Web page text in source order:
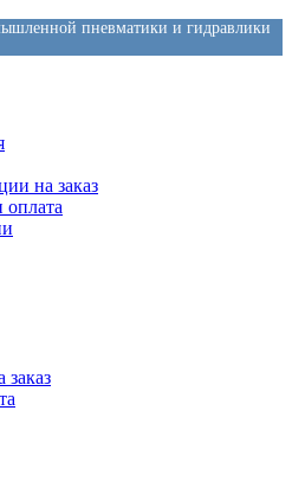
пневматики и гидравлики
на заказ
оплата
заказ